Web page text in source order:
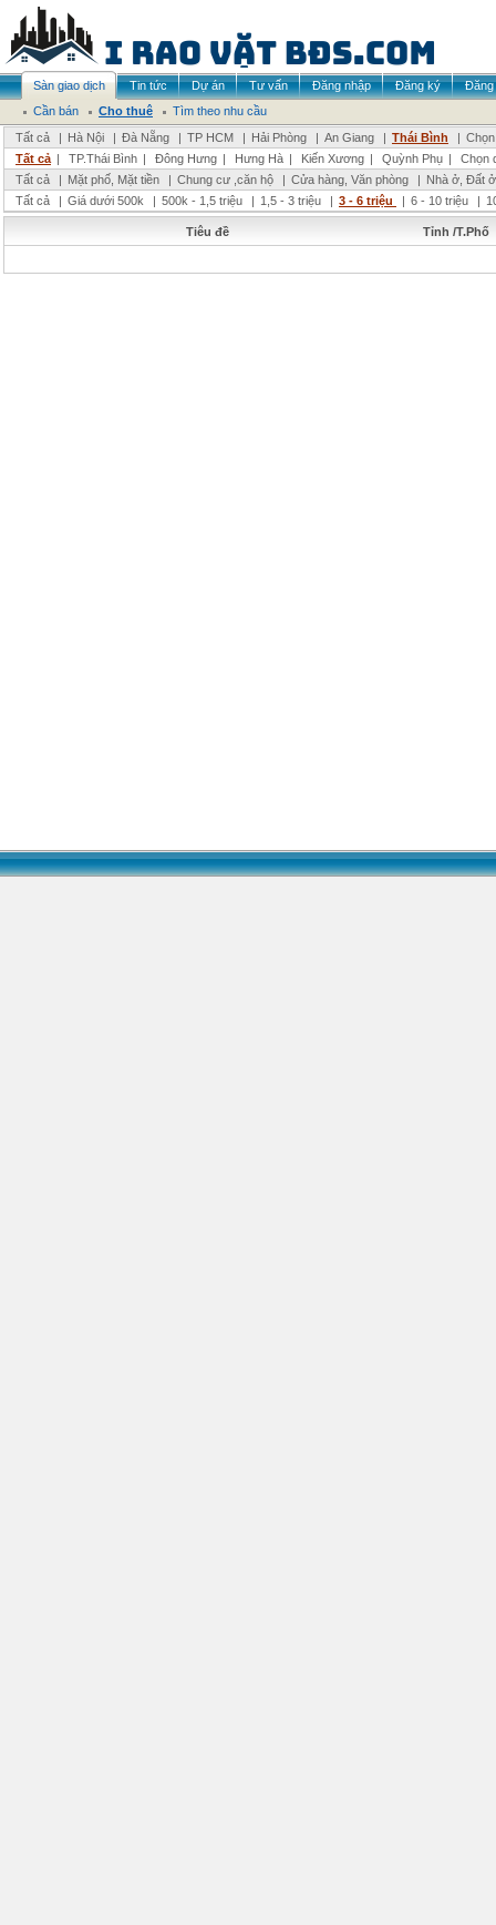
Sàn giao dịch Tin tức Dự án Tư vấn Đăng nhập Đăng ký
Đăng
Cần bán
Cho thuê
Tìm theo nhu cầu
Tất cả
| Hà Nội | Đà Nẵng | TP HCM | Hải Phòng | An Giang | Thái Bình |
Tất cả | TP.Thái Bình | Đông Hưng | Hưng Hà | Kiến Xương | Quỳnh Phụ |
Chọn
Tất cả
| Mặt phố, Mặt tiền | Chung cư ,căn hộ | Cửa hàng, Văn phòng | Nhà ở, Đất ở
Tất cả
| Giá dưới 500k | 500k - 1,5 triệu | 1,5 - 3 triệu | 3 - 6 triệu | 6 - 10 triệu |
Tiêu đề Tỉnh /T.Phố